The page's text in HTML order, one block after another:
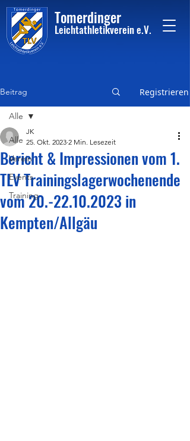
Tomerdinger
Leichtathletikvereine.V.
Beitrag Registrieren
Alle
Verein
Events
Training
Alle
Bericht & Impressionen vom 1.
TLV Trainingslagerwochenende
vom 20.-22.10.2023 in
Kempten/Allgäu
JK
25. Okt. 2023 2 Min. Lesezeit